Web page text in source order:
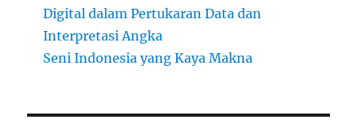
Digital dalam Pertukaran Data dan
Interpretasi Angka
Seni Indonesia yang Kaya Makna